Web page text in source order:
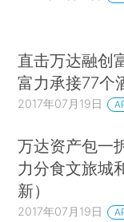
直击万达融创
富力承接77个
2017年07月19日
万达资产包一
力分食文旅城
新）
2017年07月19日